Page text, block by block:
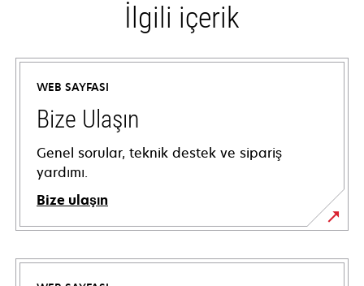
İlgili içerik
WEB SAYFASI
Bize Ulaşın
Genel sorular, teknik destek ve sipariş
yardımı.
Bize ulaşın